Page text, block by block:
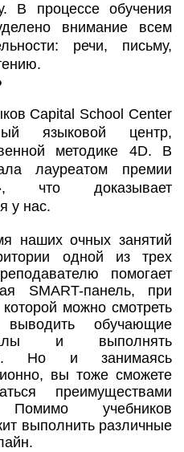
В процессе обучения
внимание всем
речи, письму,
Capital School Center
языковой центр,
методике 4D. В
лауреатом премии
что доказывает
у нас.
наших очных занятий
одной из трех
помогает
SMART-панель, при
можно смотреть
обучающие
и выполнять
Но и занимаясь
вы тоже сможете
преимуществами
учебников
выполнить различные